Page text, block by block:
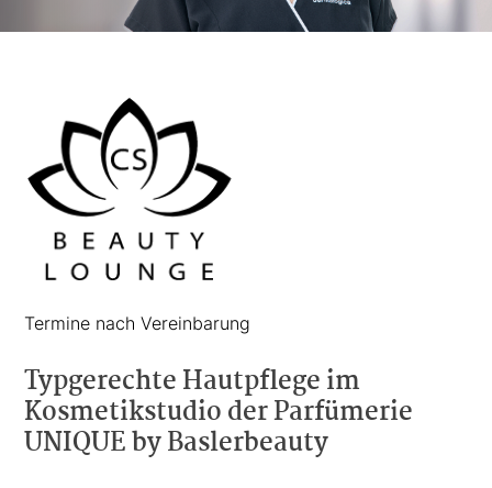
Termine nach Vereinbarung
Typgerechte Hautpflege im
Kosmetikstudio der Parfümerie
UNIQUE by Baslerbeauty